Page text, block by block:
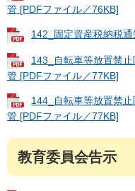
管 [PDFファイル／76KB]
142_固定資産税納税
143_自転車等放置禁
管 [PDFファイル／77KB]
144_自転車等放置禁
管 [PDFファイル／77KB]
教育委員会告示